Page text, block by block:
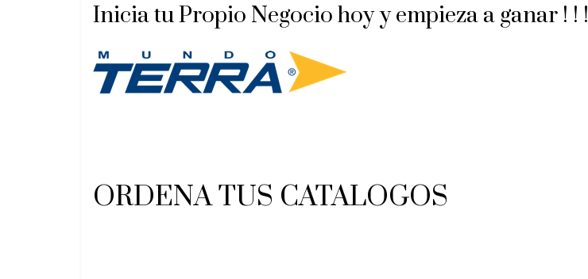
Inicia tu Propio Negocio hoy y empieza a ganar ! ! !
ORDENA TUS CATALOGOS